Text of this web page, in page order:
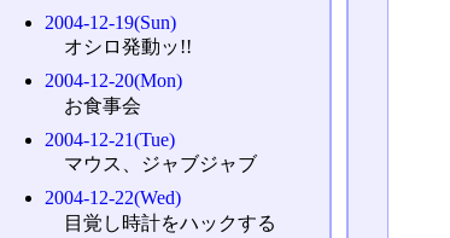
2004-12-19(Sun)
オシロ発動ッ!!
2004-12-20(Mon)
お食事会
2004-12-21(Tue)
マウス、ジャブジャブ
2004-12-22(Wed)
目覚し時計をハックする